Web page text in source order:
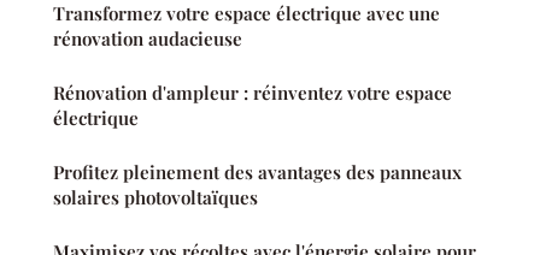
Transformez votre espace électrique avec une
rénovation audacieuse
Rénovation d'ampleur : réinventez votre espace
électrique
Profitez pleinement des avantages des panneaux
solaires photovoltaïques